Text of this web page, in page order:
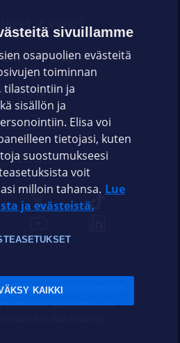
JA VINKIT
OMAYHTEISÖ
VIANSELVITYS
ELISA.FI
Tietosuoja Evästeasetukset
Saavutettavuus
sivuillamme
osapuolien evästeitä
toiminnan
tilastointiin ja
sisällön ja
Elisa voi
tietojasi, kuten
suostumukseesi
voit
milloin tahansa. Lue
ja evästeistä.
KAIKKI